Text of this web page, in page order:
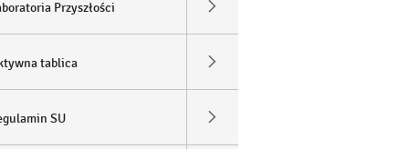
Przyszłości
tablica
SU